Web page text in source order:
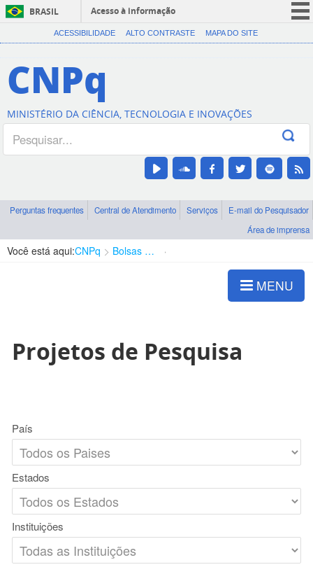
BRASIL
Acesso à informação
CORONAVÍRUS (COVID-19)
Canais
ACESSIBILIDADE ALTO CONTRASTE MAPA DO SITE
CNPq
MINISTÉRIO DA CIÊNCIA, TECNOLOGIA E INOVAÇÕES
Perguntas frequentes Central de Atendimento Serviços
E-mail do Pesquisador
Área de imprensa
Você está aqui:CNPq Bolsas e Auxílios Vigentes
MENU
Projetos de Pesquisa
País
Estados
Instituições